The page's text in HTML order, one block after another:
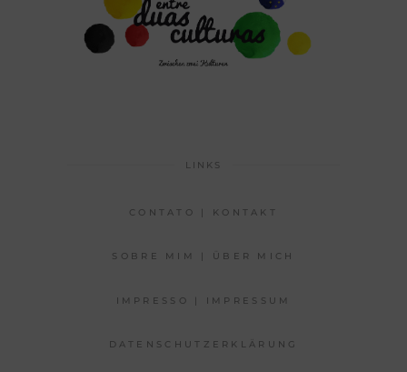
LINKS
CONTATO | KONTAKT
SOBRE MIM | ÜBER MICH
IMPRESSO | IMPRESSUM
DATENSCHUTZERKLÄRUNG